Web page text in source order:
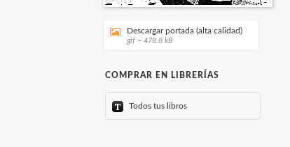
Descargar portada (alta calidad)
gif ~ 478.8 kB
COMPRAR EN LIBRERÍAS
Todos tus libros